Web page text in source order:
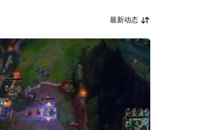
最新动态